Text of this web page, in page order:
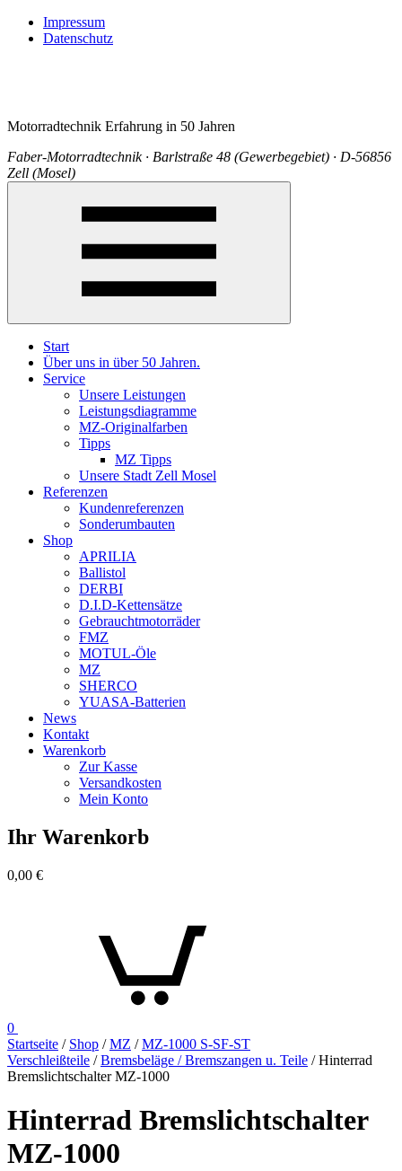
Impressum
Datenschutz
Motorradtechnik Erfahrung in 50 Jahren
Faber-Motorradtechnik · Barlstraße 48 (Gewerbegebiet) · D-56856
Zell (Mosel)
Start
Über uns in über 50 Jahren.
Service
Unsere Leistungen
Leistungsdiagramme
MZ-Originalfarben
Tipps
MZ Tipps
Unsere Stadt Zell Mosel
Referenzen
Kundenreferenzen
Sonderumbauten
Shop
APRILIA
Ballistol
DERBI
D.I.D-Kettensätze
Gebrauchtmotorräder
FMZ
MOTUL-Öle
MZ
SHERCO
YUASA-Batterien
News
Kontakt
Warenkorb
Zur Kasse
Versandkosten
Mein Konto
Ihr Warenkorb
0,00 €
0
Startseite / Shop /MZ /MZ-1000 S-SF-ST
Verschleißteile /Bremsbeläge / Bremszangen u. Teile / Hinterrad
Bremslichtschalter MZ-1000
Hinterrad Bremslichtschalter
MZ-1000